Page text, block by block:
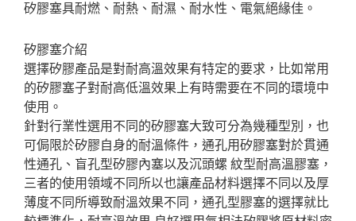
矽膠塞具耐燃、耐熱、耐濕、耐水性、電氣絕緣佳。
矽膠塞介紹
選擇矽膠產品是對耐高溫效果有特定的要求，比如常用
的矽膠塞子對耐高低溫效果上有時需要在不同的環境中
使用。
針對行業性選用不同的矽膠塞大致可分為幾種型別，也
可侷限於矽膠自身的耐溫條件，通孔用矽膠塞對於貫通
性通孔、盲孔型矽膠內塞以及沉頭螺 紋型耐高溫膠塞，
三者的使用領域不同所以也讓產品材料選擇不同以及厚
薄度不同所導致耐溫效果不同，通孔型膠塞的選擇就比